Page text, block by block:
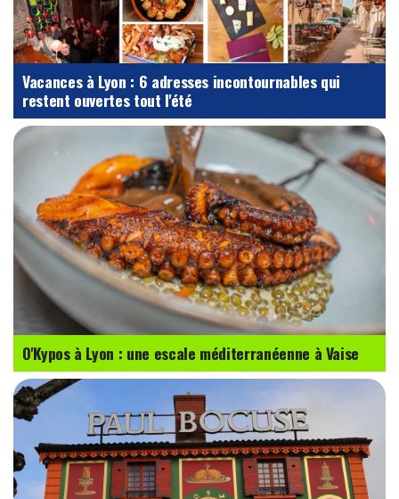
Vacances à Lyon : 6 adresses incontournables qui
restent ouvertes tout l'été
O'Kypos à Lyon : une escale méditerranéenne à Vaise